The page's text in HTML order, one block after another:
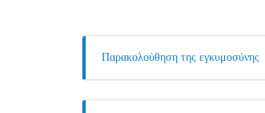
Παρακολούθηση της εγκυμοσύνης